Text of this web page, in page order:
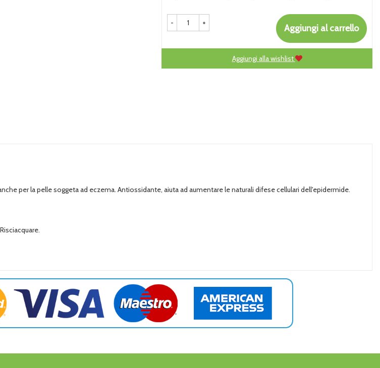
- + Aggiungi al carrello
Aggiungi alla wishlist
per la pelle soggeta ad eczema. Antiossidante, aiuta ad aumentare le naturali difese cellulari dell'epidermide.